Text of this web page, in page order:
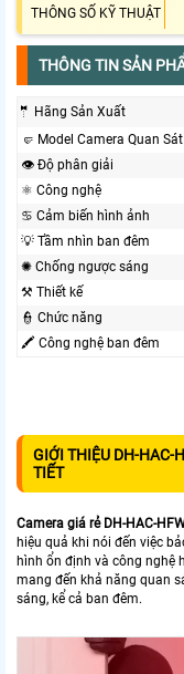
THÔNG SỐ KỸ THUẬT
THÔNG TIN SẢN
🤵 Hãng Sản Xuất
🤛 Model Camera Quan Sát
👁 Độ phân giải
⚛️ Công nghệ
♋ Cảm biến hình ảnh
💡 Tầm nhìn ban đêm
✺ Chống ngược sáng
⚒ Thiết kế
👮 Chức năng
🖍 Công nghệ ban đêm
GIỚI THIỆU DH-HAC-
TIẾT
Camera giá rẻ DH-HAC-
hiệu quả khi nói đến việc
hình ổn định và công nghệ
mang đến khả năng quan
sáng, kể cả ban đêm.